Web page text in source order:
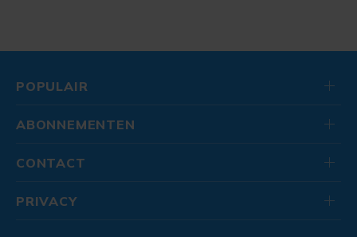
POPULAIR
ABONNEMENTEN
CONTACT
PRIVACY